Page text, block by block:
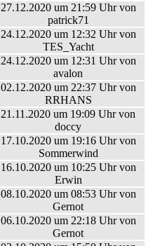
27.12.2020 um 21:59 Uhr von
patrick71
24.12.2020 um 12:32 Uhr von
TES_Yacht
24.12.2020 um 12:31 Uhr von
avalon
02.12.2020 um 22:37 Uhr von
RRHANS
21.11.2020 um 19:09 Uhr von
doccy
17.10.2020 um 19:16 Uhr von
Sommerwind
16.10.2020 um 10:25 Uhr von
Erwin
08.10.2020 um 08:53 Uhr von
Gernot
06.10.2020 um 22:18 Uhr von
Gernot